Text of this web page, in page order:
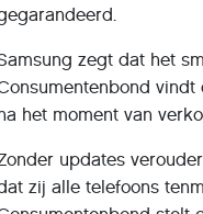
zegt dat het
het moment van
updates
zij alle telefoons